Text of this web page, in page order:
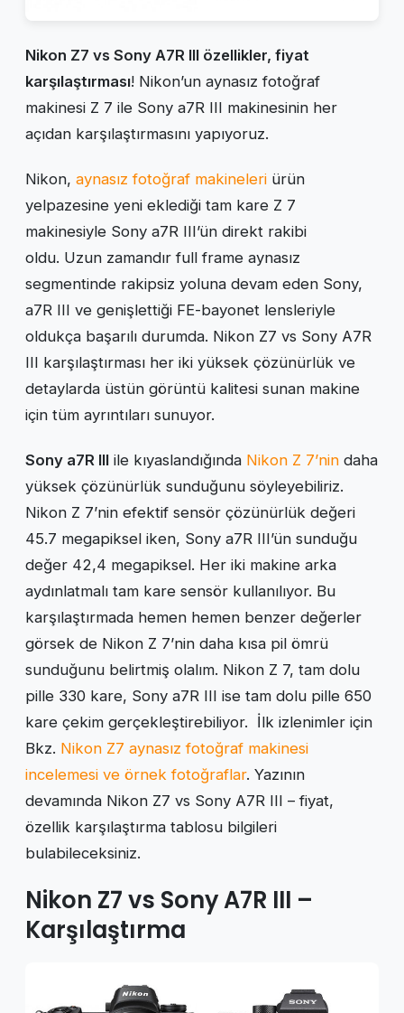
Nikon Z7 vs Sony A7R III özellikler, fiyat
karşılaştırması! Nikon’un aynasız fotoğraf
makinesi Z 7 ile Sony a7R III makinesinin her
açıdan karşılaştırmasını yapıyoruz.
Nikon, aynasız fotoğraf makineleri ürün
yelpazesine yeni eklediği tam kare Z 7
makinesiyle Sony a7R III’ün direkt rakibi
oldu. Uzun zamandır full frame aynasız
segmentinde rakipsiz yoluna devam eden Sony,
a7R III ve genişlettiği FE-bayonet lensleriyle
oldukça başarılı durumda. Nikon Z7 vs Sony A7R
III karşılaştırması her iki yüksek çözünürlük ve
detaylarda üstün görüntü kalitesi sunan makine
için tüm ayrıntıları sunuyor.
Sony a7R III ile kıyaslandığında Nikon Z 7’nin daha
yüksek çözünürlük sunduğunu söyleyebiliriz.
Nikon Z 7’nin efektif sensör çözünürlük değeri
45.7 megapiksel iken, Sony a7R III’ün sunduğu
değer 42,4 megapiksel. Her iki makine arka
aydınlatmalı tam kare sensör kullanılıyor. Bu
karşılaştırmada hemen hemen benzer değerler
görsek de Nikon Z 7’nin daha kısa pil ömrü
sunduğunu belirtmiş olalım. Nikon Z 7, tam dolu
pille 330 kare, Sony a7R III ise tam dolu pille 650
kare çekim gerçekleştirebiliyor. İlk izlenimler için
Bkz. Nikon Z7 aynasız fotoğraf makinesi
incelemesi ve örnek fotoğraflar. Yazının
devamında Nikon Z7 vs Sony A7R III – fiyat,
özellik karşılaştırma tablosu bilgileri
bulabileceksiniz.
Nikon Z7 vs Sony A7R III –
Karşılaştırma